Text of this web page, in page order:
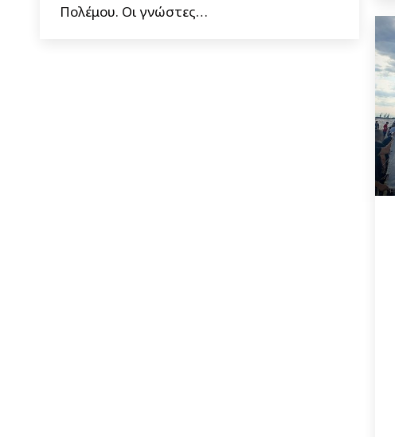
Πολέμου. Οι γνώστες…